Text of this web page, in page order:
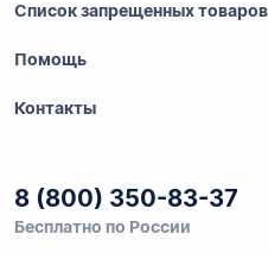
Список запрещенных товаров
Помощь
Контакты
8 (800) 350-83-37
Бесплатно по России